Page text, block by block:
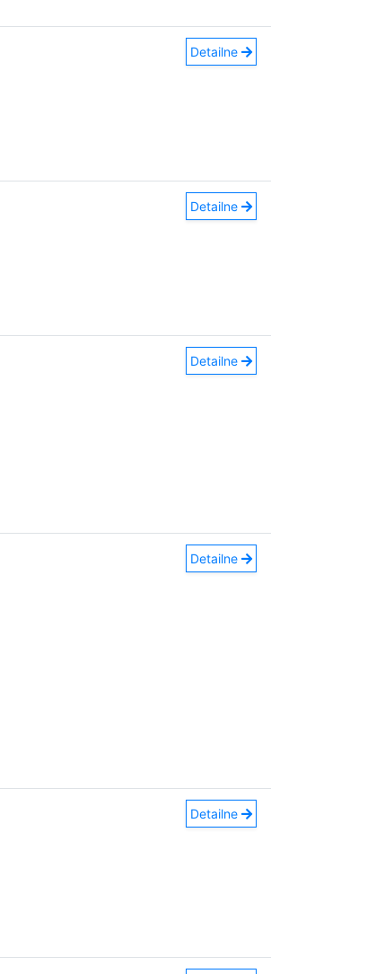
Detailne
Detailne
Detailne
Detailne
Detailne